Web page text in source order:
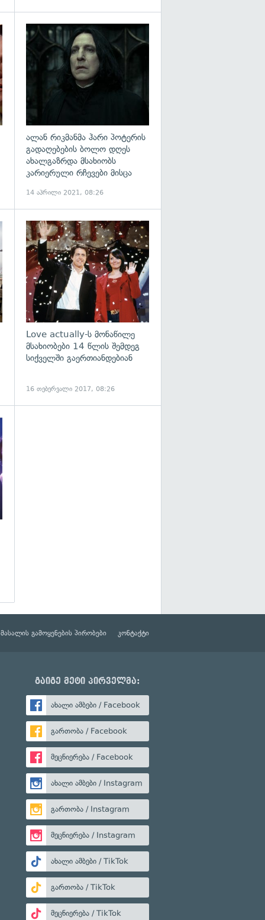
გადახედვა
ალან რიკმანმა ჰარი პოტერის
გადაღებების ბოლო დღეს
ახალგაზრდა მსახიობს
კარიერული რჩევები მისცა
14 აპრილი 2021, 08:26
გადახედვა
Love actually-ს მონაწილე
მსახიობები 14 წლის შემდეგ
სიქველში გაერთიანდებიან
16 თებერვალი 2017, 08:26
მასალის გამოყენების პირობები კონტაქტი
გაიგე მეტი პირველმა:
ახალი ამბები / Facebook
გართობა / Facebook
მეცნიერება / Facebook
ახალი ამბები / Instagram
გართობა / Instagram
მეცნიერება / Instagram
ახალი ამბები / TikTok
გართობა / TikTok
მეცნიერება / TikTok